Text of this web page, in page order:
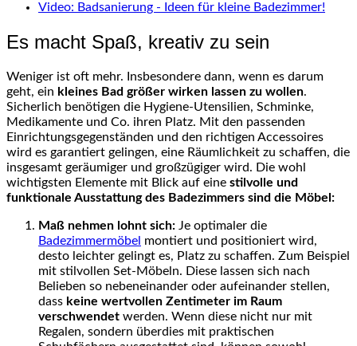
Video: Badsanierung - Ideen für kleine Badezimmer!
Es macht Spaß, kreativ zu sein
Weniger ist oft mehr. Insbesondere dann, wenn es darum
geht, ein kleines Bad größer wirken lassen zu wollen.
Sicherlich benötigen die Hygiene-Utensilien, Schminke,
Medikamente und Co. ihren Platz. Mit den passenden
Einrichtungsgegenständen und den richtigen Accessoires
wird es garantiert gelingen, eine Räumlichkeit zu schaffen, die
insgesamt geräumiger und großzügiger wird. Die wohl
wichtigsten Elemente mit Blick auf eine stilvolle und
funktionale Ausstattung des Badezimmers sind die Möbel:
Maß nehmen lohnt sich: Je optimaler die
Badezimmermöbel montiert und positioniert wird,
desto leichter gelingt es, Platz zu schaffen. Zum Beispiel
mit stilvollen Set-Möbeln. Diese lassen sich nach
Belieben so nebeneinander oder aufeinander stellen,
dass keine wertvollen Zentimeter im Raum
verschwendet werden. Wenn diese nicht nur mit
Regalen, sondern überdies mit praktischen